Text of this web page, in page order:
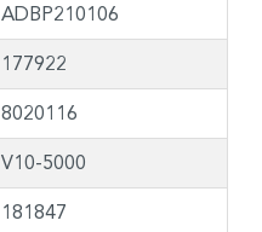
ADBP210106
177922
8020116
V10-5000
181847